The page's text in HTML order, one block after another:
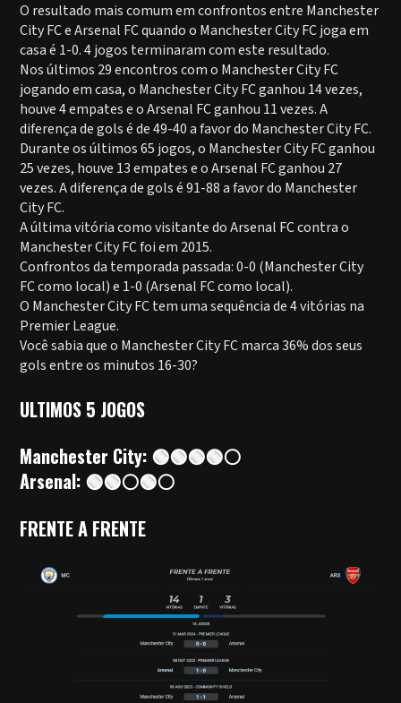
O resultado mais comum em confrontos entre Manchester
City FC e Arsenal FC quando o Manchester City FC joga em
casa é 1-0. 4 jogos terminaram com este resultado.
Nos últimos 29 encontros com o Manchester City FC
jogando em casa, o Manchester City FC ganhou 14 vezes,
houve 4 empates e o Arsenal FC ganhou 11 vezes. A
diferença de gols é de 49-40 a favor do Manchester City FC.
Durante os últimos 65 jogos, o Manchester City FC ganhou
25 vezes, houve 13 empates e o Arsenal FC ganhou 27
vezes. A diferença de gols é 91-88 a favor do Manchester
City FC.
A última vitória como visitante do Arsenal FC contra o
Manchester City FC foi em 2015.
Confrontos da temporada passada: 0-0 (Manchester City
FC como local) e 1-0 (Arsenal FC como local).
O Manchester City FC tem uma sequência de 4 vitórias na
Premier League.
Você sabia que o Manchester City FC marca 36% dos seus
gols entre os minutos 16-30?
ULTIMOS 5 JOGOS
Manchester City: 🟢🟢🟢🟢⚪
Arsenal: 🟢🟢⚪🟢⚪
FRENTE A FRENTE